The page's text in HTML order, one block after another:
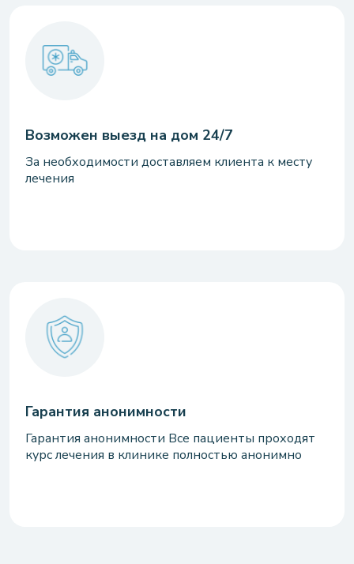
Возможен выезд на дом 24/7
За необходимости доставляем клиента к месту
лечения
Гарантия анонимности
Гарантия анонимности Все пациенты проходят
курс лечения в клинике полностью анонимно